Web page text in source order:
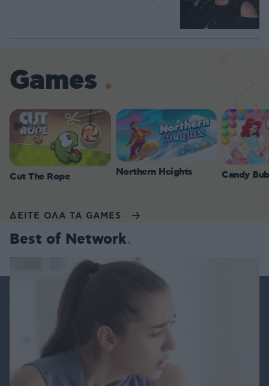
Games
Cut The Rope Northern Heights Candy
ΔΕΙΤΕ ΟΛΑ ΤΑ GAMES
Best of Network